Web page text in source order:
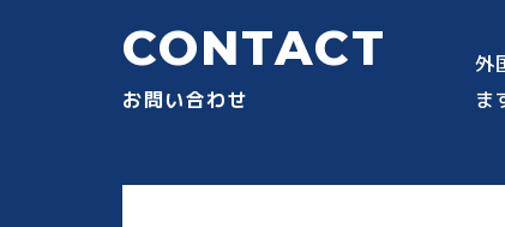
CONTACT
お問い合わせ
外
ま